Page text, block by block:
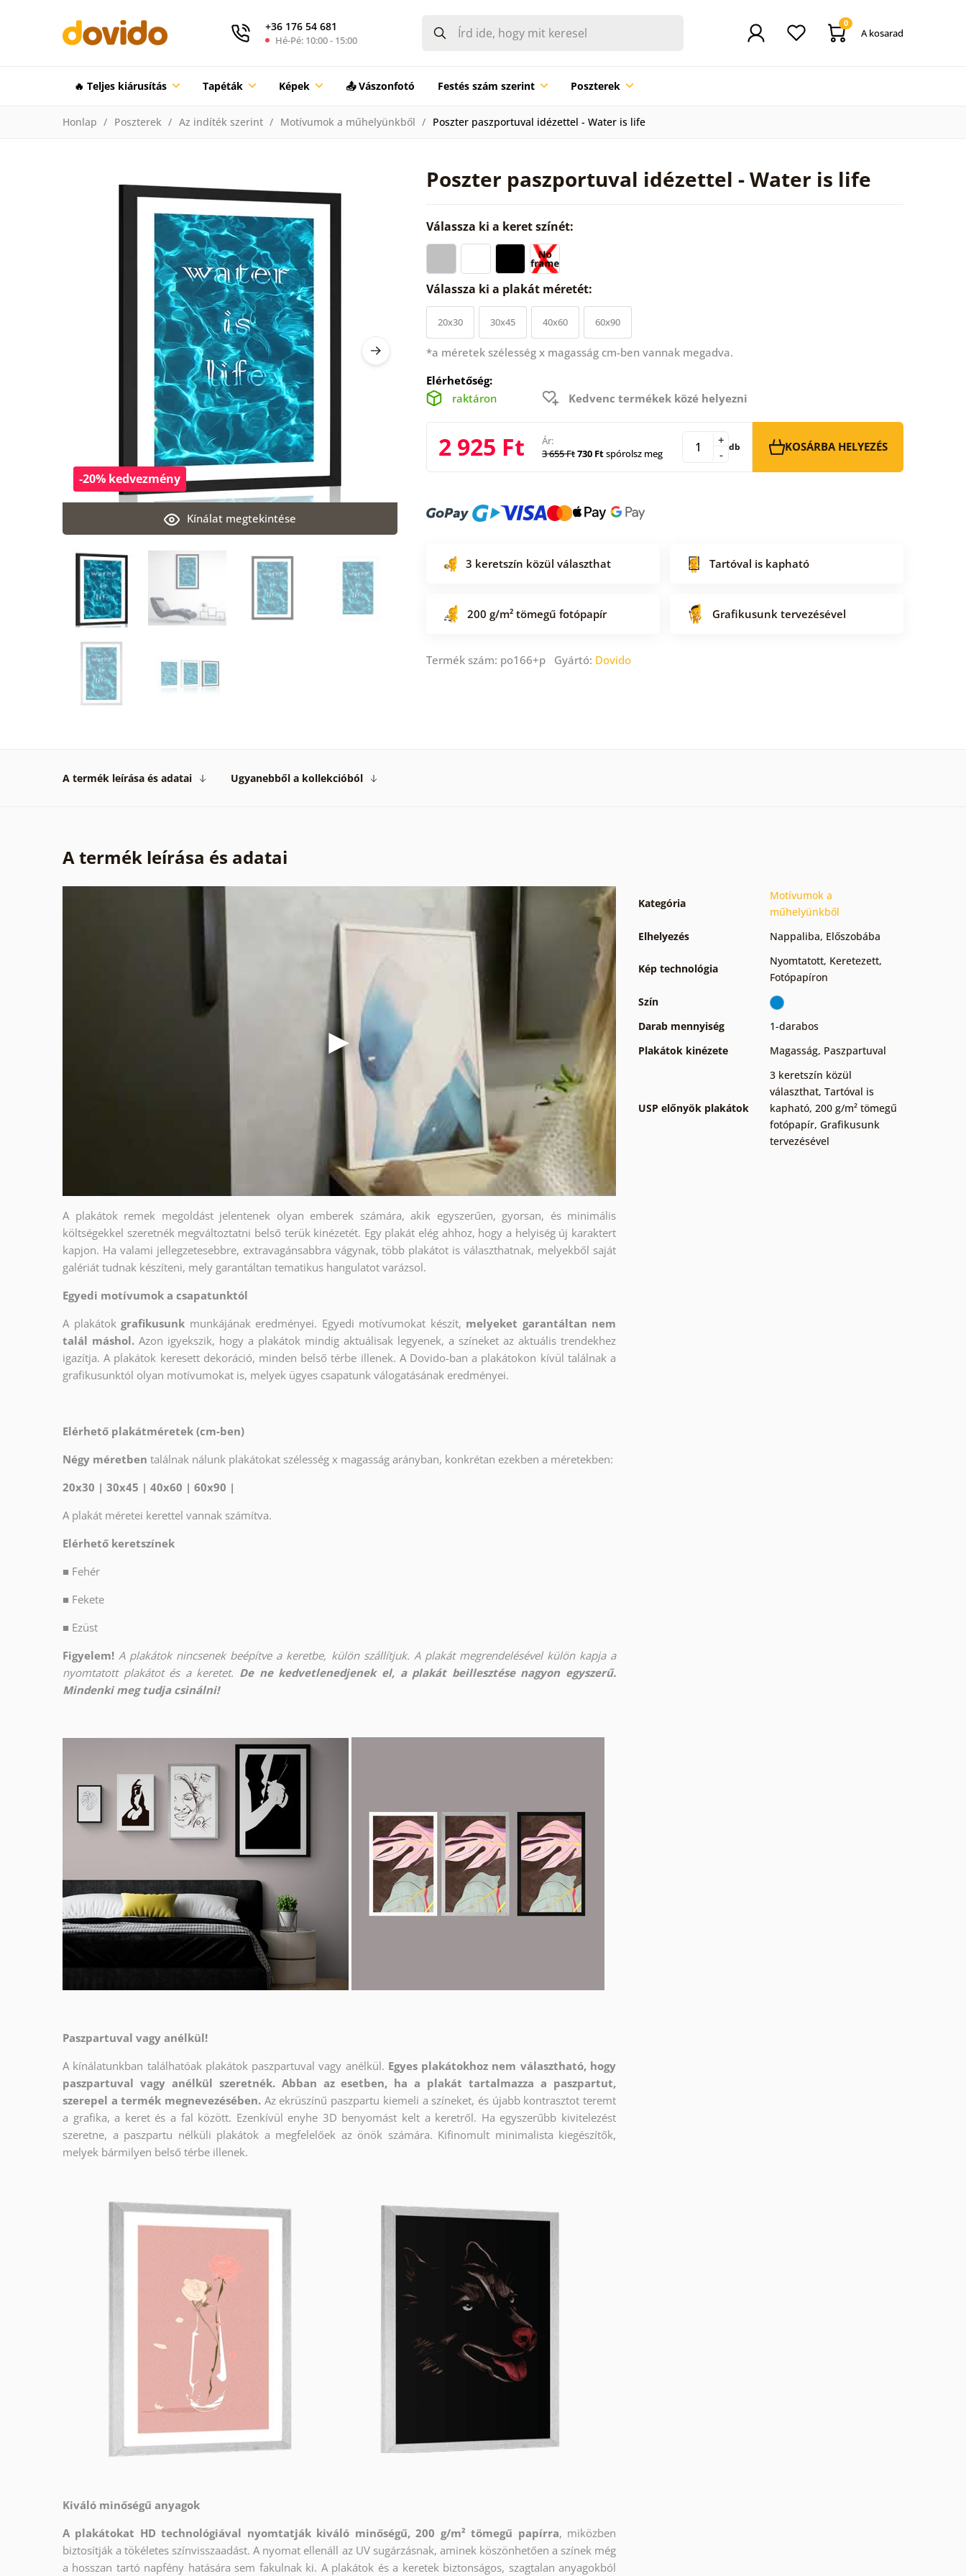
+36 176 54 681
Hé-Pé: 10:00 - 15:00
0
A kosarad
🔥 Teljes kiárusítás Tapéták Képek 📤 Vászonfotó Festés szám szerint Poszterek
Honlap Poszterek Az indíték szerint Motívumok a műhelyünkből Poszter paszportuval idézettel - Water is life
Poszter paszportuval idézettel - Water is life
Kínálat megtekintése
-20% kedvezmény
Válassza ki a keret színét:
Válassza ki a plakát méretét:
20x30 30x45 40x60 60x90
*a méretek szélesség x magasság cm-ben vannak megadva.
Elérhetőség:
raktáron
Kedvenc termékek közé helyezni
2 925 Ft
Ár:
3 655 Ft730 Ftspórolsz meg -
+ db KOSÁRBA HELYEZÉS
3 keretszín közül választhat Tartóval is kapható
200 g/m² tömegű fotópapír Grafikusunk tervezésével
Termék szám: po166+p Gyártó: Dovido
A termék leírása és adatai Ugyanebből a kollekcióból
A termék leírása és adatai
A plakátok remek megoldást jelentenek olyan emberek számára, akik egyszerűen, gyorsan, és minimális
költségekkel szeretnék megváltoztatni belső terük kinézetét. Egy plakát elég ahhoz, hogy a helyiség új karaktert
kapjon. Ha valami jellegzetesebbre, extravagánsabbra vágynak, több plakátot is választhatnak, melyekből saját
galériát tudnak készíteni, mely garantáltan tematikus hangulatot varázsol.
Egyedi motívumok a csapatunktól
A plakátok grafikusunk munkájának eredményei. Egyedi motívumokat készít, melyeket garantáltan nem
talál máshol. Azon igyekszik, hogy a plakátok mindig aktuálisak legyenek, a színeket az aktuális trendekhez
igazítja. A plakátok keresett dekoráció, minden belső térbe illenek. A Dovido-ban a plakátokon kívül találnak a
grafikusunktól olyan motívumokat is, melyek ügyes csapatunk válogatásának eredményei.
Elérhető plakátméretek (cm-ben)
Négy méretben találnak nálunk plakátokat szélesség x magasság arányban, konkrétan ezekben a méretekben:
20x30 | 30x45 | 40x60 | 60x90 |
A plakát méretei kerettel vannak számítva.
Elérhető keretszínek
■ Fehér
■ Fekete
■ Ezüst
Figyelem! A plakátok nincsenek beépítve a keretbe, külön szállítjuk. A plakát megrendelésével külön kapja a
nyomtatott plakátot és a keretet. De ne kedvetlenedjenek el, a plakát beillesztése nagyon egyszerű.
Mindenki meg tudja csinálni!
Paszpartuval vagy anélkül!
A kínálatunkban találhatóak plakátok paszpartuval vagy anélkül. Egyes plakátokhoz nem választható, hogy
paszpartuval vagy anélkül szeretnék. Abban az esetben, ha a plakát tartalmazza a paszpartut,
szerepel a termék megnevezésében. Az ekrüszínű paszpartu kiemeli a színeket, és újabb kontrasztot teremt
a grafika, a keret és a fal között. Ezenkívül enyhe 3D benyomást kelt a keretről. Ha egyszerűbb kivitelezést
szeretne, a paszpartu nélküli plakátok a megfelelőek az önök számára. Kifinomult minimalista kiegészítők,
melyek bármilyen belső térbe illenek.
Kiváló minőségű anyagok
A plakátokat HD technológiával nyomtatják kiváló minőségű, 200 g/m² tömegű papírra, miközben
biztosítják a tökéletes színvisszaadást. A nyomat ellenáll az UV sugárzásnak, aminek köszönhetően a színek még
a hosszan tartó napfény hatására sem fakulnak ki. A plakátok és a keretek biztonságos, szagtalan anyagokból
Kategória
Motívumok a
műhelyünkből
Elhelyezés
Nappaliba, Előszobába
Kép technológia
Nyomtatott, Keretezett,
Fotópapíron
Szín
Darab mennyiség
1-darabos
Plakátok kinézete
Magasság, Paszpartuval
USP előnyök plakátok
3 keretszín közül
választhat, Tartóval is
kapható, 200 g/m² tömegű
fotópapír, Grafikusunk
tervezésével